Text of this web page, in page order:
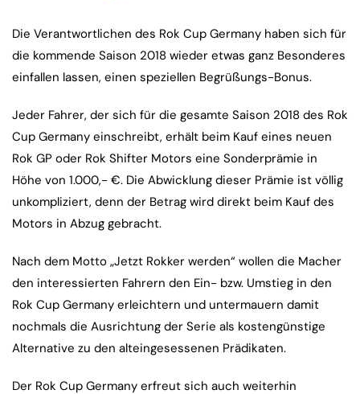
Die Verantwortlichen des Rok Cup Germany haben sich für
die kommende Saison 2018 wieder etwas ganz Besonderes
einfallen lassen, einen speziellen Begrüßungs-Bonus.
Jeder Fahrer, der sich für die gesamte Saison 2018 des Rok
Cup Germany einschreibt, erhält beim Kauf eines neuen
Rok GP oder Rok Shifter Motors eine Sonderprämie in
Höhe von 1.000,- €. Die Abwicklung dieser Prämie ist völlig
unkompliziert, denn der Betrag wird direkt beim Kauf des
Motors in Abzug gebracht.
Nach dem Motto „Jetzt Rokker werden“ wollen die Macher
den interessierten Fahrern den Ein- bzw. Umstieg in den
Rok Cup Germany erleichtern und untermauern damit
nochmals die Ausrichtung der Serie als kostengünstige
Alternative zu den alteingesessenen Prädikaten.
Der Rok Cup Germany erfreut sich auch weiterhin